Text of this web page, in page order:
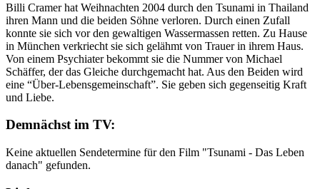
Billi Cramer hat Weihnachten 2004 durch den Tsunami in Thailand
ihren Mann und die beiden Söhne verloren. Durch einen Zufall
konnte sie sich vor den gewaltigen Wassermassen retten. Zu Hause
in München verkriecht sie sich gelähmt von Trauer in ihrem Haus.
Von einem Psychiater bekommt sie die Nummer von Michael
Schäffer, der das Gleiche durchgemacht hat. Aus den Beiden wird
eine “Über-Lebensgemeinschaft”. Sie geben sich gegenseitig Kraft
und Liebe.
Demnächst im TV:
Keine aktuellen Sendetermine für den Film "Tsunami - Das Leben
danach" gefunden.